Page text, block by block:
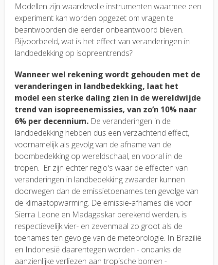
Modellen zijn waardevolle instrumenten waarmee een
experiment kan worden opgezet om vragen te
beantwoorden die eerder onbeantwoord bleven.
Bijvoorbeeld, wat is het effect van veranderingen in
landbedekking op isopreentrends?
Wanneer wel rekening wordt gehouden met de
veranderingen in landbedekking, laat het
model een sterke daling zien in de wereldwijde
trend van isopreenemissies, van zo’n 10% naar
6% per decennium. De veranderingen in de
landbedekking hebben dus een verzachtend effect,
voornamelijk als gevolg van de afname van de
boombedekking op wereldschaal, en vooral in de
tropen. Er zijn echter regio's waar de effecten van
veranderingen in landbedekking zwaarder kunnen
doorwegen dan de emissietoenames ten gevolge van
de klimaatopwarming. De emissie-afnames die voor
Sierra Leone en Madagaskar berekend werden, is
respectievelijk vier- en zevenmaal zo groot als de
toenames ten gevolge van de meteorologie. In Brazilië
en Indonesië daarentegen worden - ondanks de
aanzienlijke verliezen aan tropische bomen -